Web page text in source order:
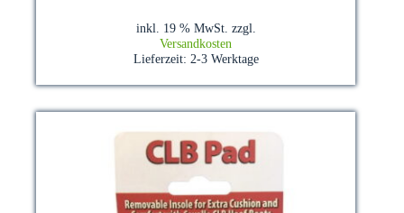
inkl. 19 % MwSt. zzgl.
Versandkosten
Lieferzeit: 2-3 Werktage